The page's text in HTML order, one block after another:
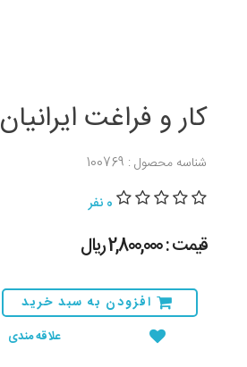
کار و فراغت ایرانیان
شناسه محصول : 100769
0 نفر
قیمت : 2,800,000 ريال
افزودن به سبد خرید
علاقه مندی